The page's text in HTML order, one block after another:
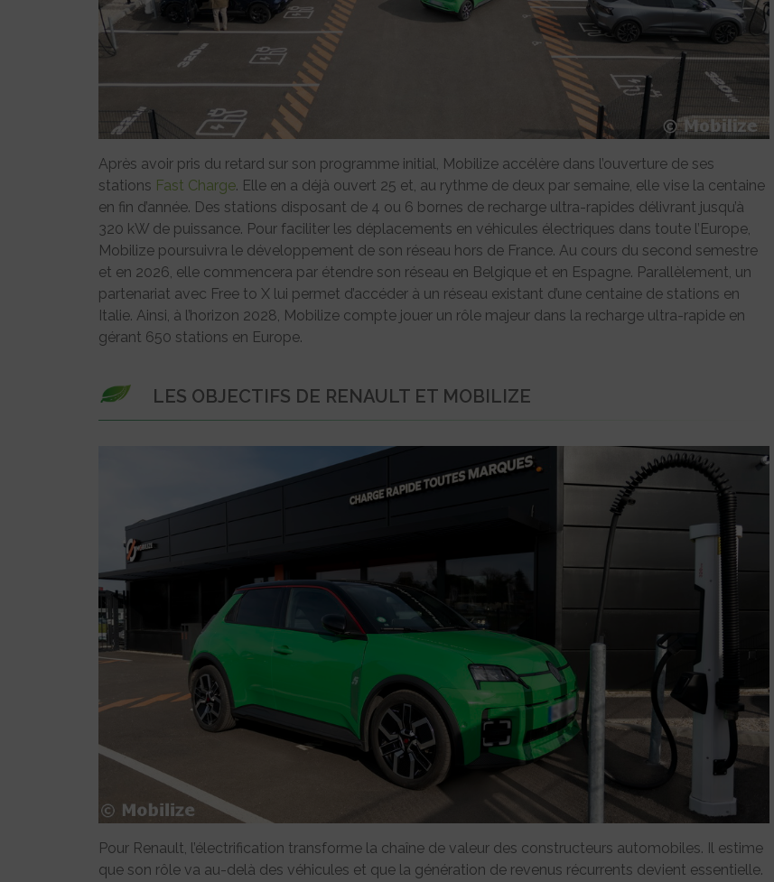
Après avoir pris du retard sur son programme initial, Mobilize accélère dans l’ouverture de ses
stations Fast Charge. Elle en a déjà ouvert 25 et, au rythme de deux par semaine, elle vise la centaine
en fin d’année. Des stations disposant de 4 ou 6 bornes de recharge ultra-rapides délivrant jusqu’à
320 kW de puissance. Pour faciliter les déplacements en véhicules électriques dans toute l’Europe,
Mobilize poursuivra le développement de son réseau hors de France. Au cours du second semestre
et en 2026, elle commencera par étendre son réseau en Belgique et en Espagne. Parallèlement, un
partenariat avec Free to X lui permet d’accéder à un réseau existant d’une centaine de stations en
Italie. Ainsi, à l’horizon 2028, Mobilize compte jouer un rôle majeur dans la recharge ultra-rapide en
gérant 650 stations en Europe.
LES OBJECTIFS DE RENAULT ET MOBILIZE
Pour Renault, l’électrification transforme la chaîne de valeur des constructeurs automobiles. Il estime
que son rôle va au-delà des véhicules et que la génération de revenus récurrents devient essentielle.